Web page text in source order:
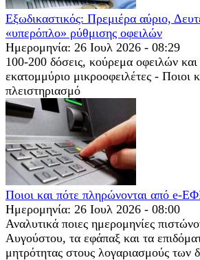
Εξωδικαστικός: Πρεμιέρα αύριο,
«υπερόπλο» ρύθμισης οφειλών
Ημερομηνία: 26 Ιουλ 2026 - 08:29
100-200 δόσεις, κούρεμα οφειλών και
εκατομμύριο μικροοφειλέτες - Ποιοι
πλειστηριασμό
Ποιοι και πότε πληρώνονται από e-
Ημερομηνία: 26 Ιουλ 2026 - 08:00
Αναλυτικά ποιες ημερομηνίες
Αυγούστου, τα εφάπαξ και τα
μητρότητας στους λογαριασμούς των